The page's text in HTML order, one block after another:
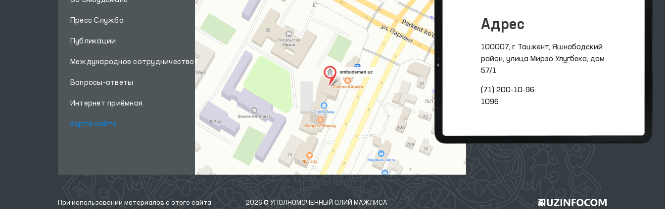
(вытрезвителей),
расположенных в
Джаркурганском
Пресс Служба
Публикации
Международное сотрудничество
Вопросы-ответы
Интернет приёмная
Карта сайта
Адрес
100007, г. Ташкент, Яшнабадский
район, улица Мирзо Улугбека, дом
57/1
(71) 200-10-96
1096
При использовании материалов с этого сайта
2026 © УПОЛНОМОЧЕННЫЙ ОЛИЙ МАЖЛИСА